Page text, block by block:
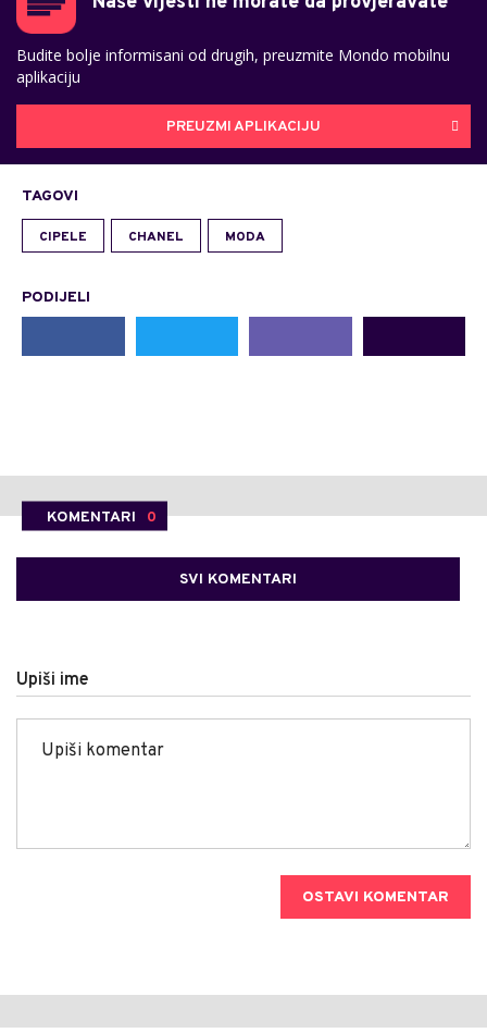
Budite bolje informisani od drugih, preuzmite Mondo mobilnu
aplikaciju
PREUZMI APLIKACIJU
TAGOVI
CIPELE CHANEL MODA
PODIJELI
KOMENTARI 0
SVI KOMENTARI
Upiši ime
OSTAVI KOMENTAR